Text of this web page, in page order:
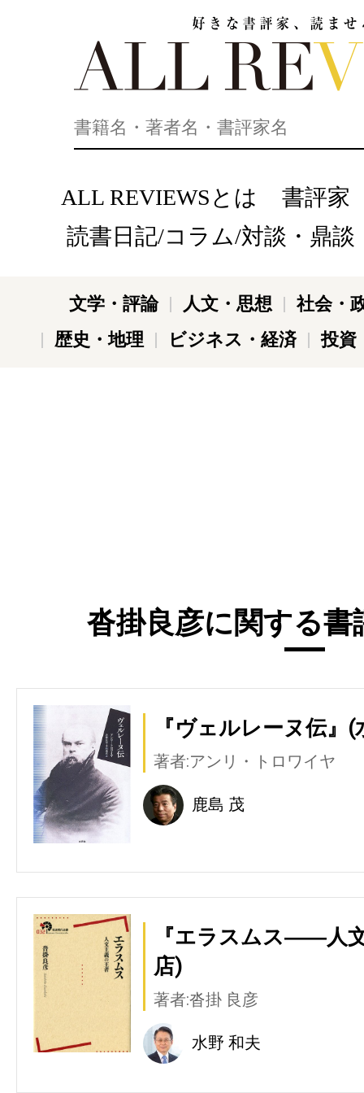
ALL REVIEWSとは
書評家
読書日記/コラム/対談・鼎談
文学・評論 人文・思想
社会・
歴史・地理
ビジネス・経済 投資
沓掛良彦に関する
『ヴェルレーヌ伝』(
著者:アンリ・トロワイヤ
鹿島 茂
『エラスムス――人
店)
著者:沓掛 良彦
水野 和夫